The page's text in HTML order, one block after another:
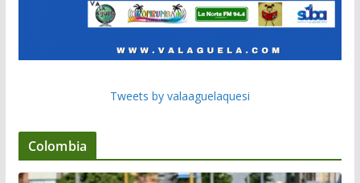
Tweets by valaaguelaquesi
Colombia